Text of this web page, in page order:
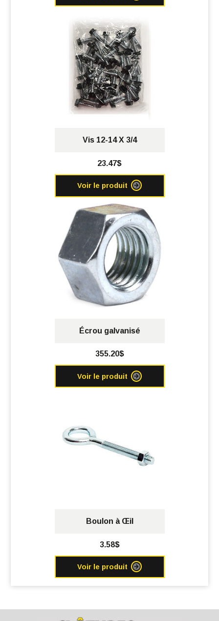
Vis 12-14 X 3/4
23.47$
Voir le produit
Écrou galvanisé
355.20$
Voir le produit
Boulon à Œil
3.58$
Voir le produit